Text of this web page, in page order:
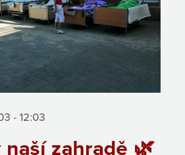
- 12:03
naší zahradě 🌿